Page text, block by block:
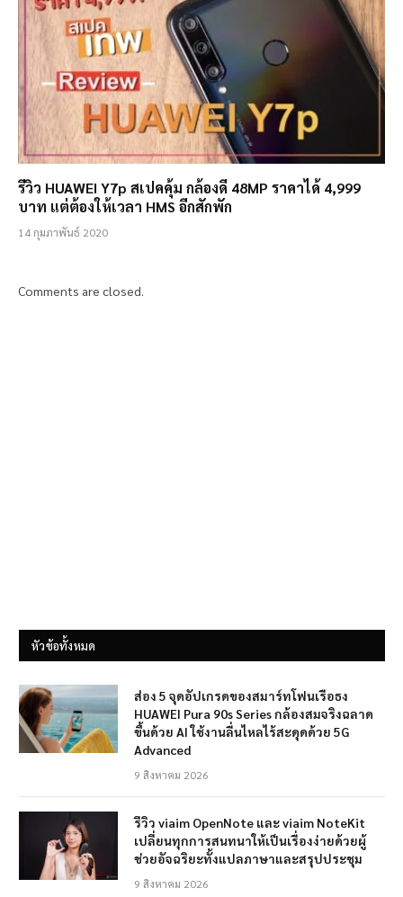
รีวิว HUAWEI Y7p สเปคคุ้ม กล้องดี 48MP ราคาได้ 4,999
บาท แต่ต้องให้เวลา HMS อีกสักพัก
14 กุมภาพันธ์ 2020
Comments are closed.
หัวข้อทั้งหมด
ส่อง 5 จุดอัปเกรดของสมาร์ทโฟนเรือธง
HUAWEI Pura 90s Series กล้องสมจริงฉลาด
ขึ้นด้วย AI ใช้งานลื่นไหลไร้สะดุดด้วย 5G
Advanced
9 สิงหาคม 2026
รีวิว viaim OpenNote และ viaim NoteKit
เปลี่ยนทุกการสนทนาให้เป็นเรื่องง่ายด้วยผู้
ช่วยอัจฉริยะทั้งแปลภาษาและสรุปประชุม
9 สิงหาคม 2026